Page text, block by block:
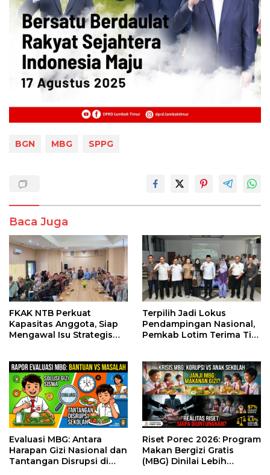
BGN MBG SPPG
Baca Juga
FKAK NTB Perkuat
Kapasitas Anggota, Siap
Mengawal Isu Strategis
Terpilih Jadi Lokus
Pendampingan Nasional,
Pemkab Lotim Terima Tim
Evaluasi MBG: Antara
Harapan Gizi Nasional dan
Tantangan Disrupsi di
Riset Porec 2026: Program
Makan Bergizi Gratis
(MBG) Dinilai Lebih